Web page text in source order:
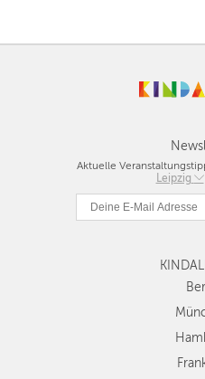
Aktuelle
Leipzig
Berlin
München
Hamburg
Köln
Stuttgart